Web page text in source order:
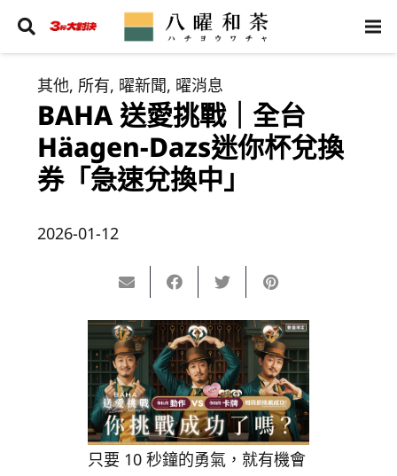
其他, 所有, 曜新聞, 曜消息
BAHA 送愛挑戰｜全台
Häagen-Dazs迷你杯兌換
券「急速兌換中」
2026-01-12
只要 10 秒鐘的勇氣，就有機會